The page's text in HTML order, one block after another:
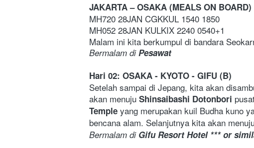
JAKARTA – OSAKA (MEALS ON BOARD)
MH720 28JAN CGKKUL 1540 1850
MH052 28JAN KULKIX 2240 0540+1
Malam ini kita berkumpul di bandara
Bermalam di Pesawat
Hari 02: OSAKA - KYOTO - GIFU (B)
Setelah sampai di Jepang, kita akan
akan menuju Shinsaibashi Dotonbori
Temple yang merupakan kuil Budha kuno
bencana alam. Selanjutnya kita akan
Bermalam di Gifu Resort Hotel *** or